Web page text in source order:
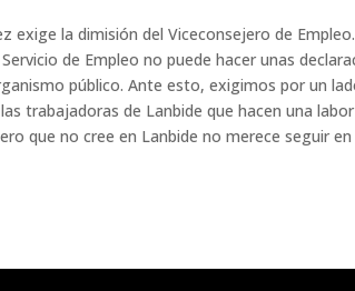
exige la dimisión del Viceconsejero de
de Empleo no puede hacer unas
público. Ante esto, exigimos por un
trabajadoras de Lanbide que hacen una
que no cree en Lanbide no merece seguir en